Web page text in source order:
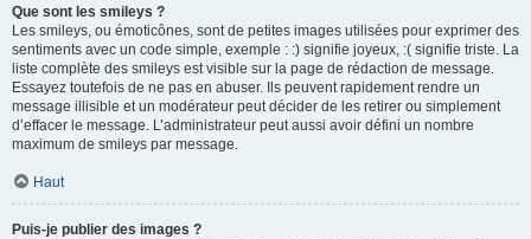
Que sont les smileys ?
Les smileys, ou émoticônes, sont de petites images utilisées pour exprimer des
sentiments avec un code simple, exemple : :) signifie joyeux, :( signifie triste. La
liste complète des smileys est visible sur la page de rédaction de message.
Essayez toutefois de ne pas en abuser. Ils peuvent rapidement rendre un
message illisible et un modérateur peut décider de les retirer ou simplement
d’effacer le message. L’administrateur peut aussi avoir défini un nombre
maximum de smileys par message.
Haut
Puis-je publier des images ?